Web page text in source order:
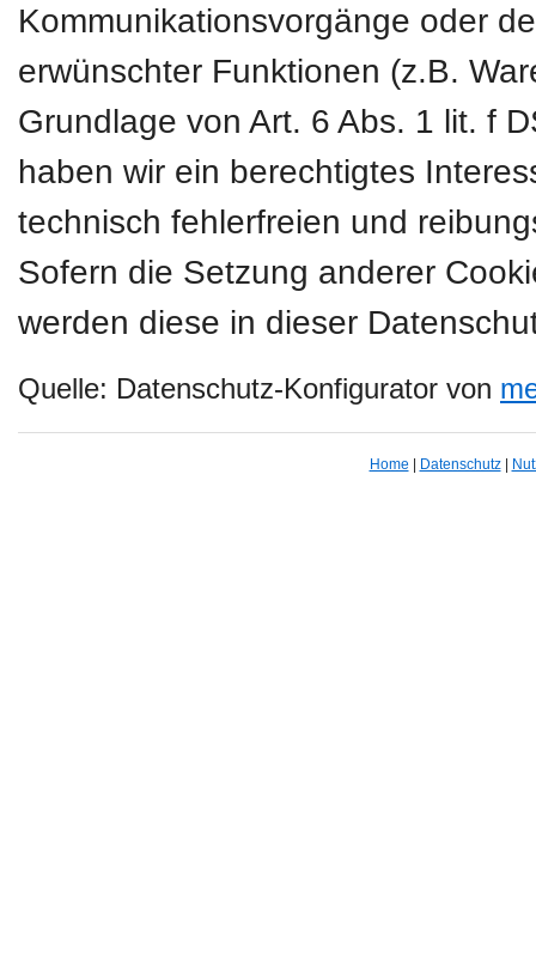
Kommunikationsvorgänge oder
erwünschter Funktionen (z.B.
Grundlage von Art. 6 Abs. 1 lit. f
haben wir ein berechtigtes
technisch fehlerfreien und
Sofern die Setzung anderer
werden diese in dieser
Quelle: Datenschutz-Konfigurator von
Home Datenschutz|